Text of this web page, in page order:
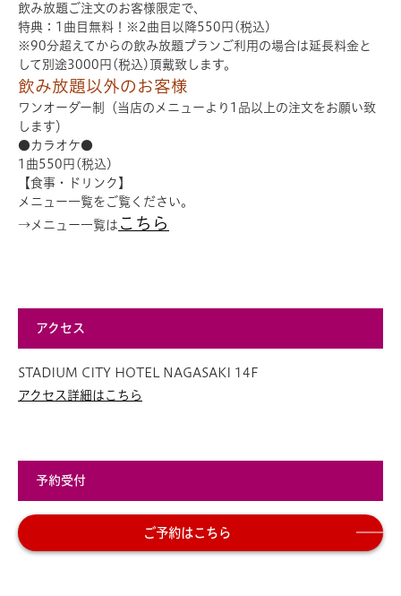
飲み放題ご注文のお客様限定で、
特典：1曲目無料！※2曲目以降550円(税込)
※90分超えてからの飲み放題プランご利用の場合は延長料金と
して別途3000円(税込)頂戴致します。
飲み放題以外のお客様
ワンオーダー制（当店のメニューより1品以上の注文をお願い致
します）
●カラオケ●
1曲550円(税込)
【食事・ドリンク】
メニュー一覧をご覧ください。
→メニュー一覧は こちら
アクセス
STADIUM CITY HOTEL NAGASAKI 14F
アクセス詳細はこちら
予約受付
ご予約はこちら